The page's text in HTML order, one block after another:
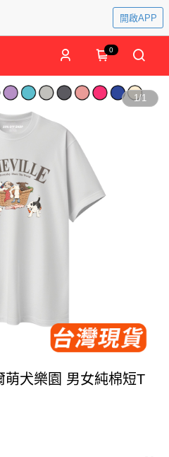
開啟APP
0
1/1
萌犬樂園 男女純棉短T